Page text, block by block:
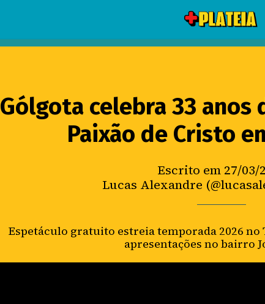
Gólgota celebra 33 anos
Paixão de Cristo
Escrito em 27/03/
Lucas Alexandre
Espetáculo gratuito estreia temporada 2026 no
apresentações no bairro